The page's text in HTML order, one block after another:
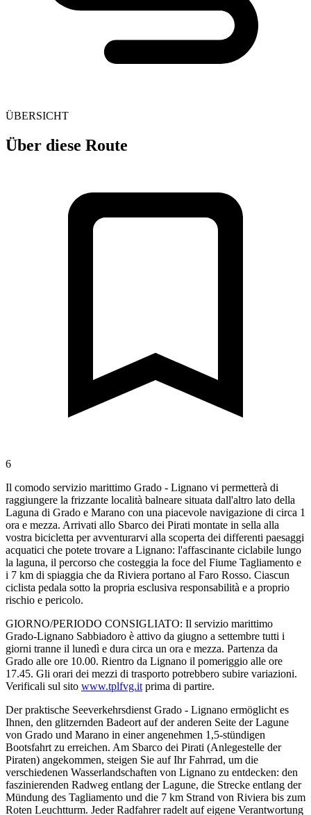
ÜBERSICHT
Über diese Route
6
Il comodo servizio marittimo Grado - Lignano vi permetterà di
raggiungere la frizzante località balneare situata dall'altro lato della
Laguna di Grado e Marano con una piacevole navigazione di circa 1
ora e mezza. Arrivati allo Sbarco dei Pirati montate in sella alla
vostra bicicletta per avventurarvi alla scoperta dei differenti paesaggi
acquatici che potete trovare a Lignano: l'affascinante ciclabile lungo
la laguna, il percorso che costeggia la foce del Fiume Tagliamento e
i 7 km di spiaggia che da Riviera portano al Faro Rosso. Ciascun
ciclista pedala sotto la propria esclusiva responsabilità e a proprio
rischio e pericolo.
GIORNO/PERIODO CONSIGLIATO: Il servizio marittimo
Grado-Lignano Sabbiadoro è attivo da giugno a settembre tutti i
giorni tranne il lunedì e dura circa un ora e mezza. Partenza da
Grado alle ore 10.00. Rientro da Lignano il pomeriggio alle ore
17.45. Gli orari dei mezzi di trasporto potrebbero subire variazioni.
Verificali sul sito www.tplfvg.it prima di partire.
Der praktische Seeverkehrsdienst Grado - Lignano ermöglicht es
Ihnen, den glitzernden Badeort auf der anderen Seite der Lagune
von Grado und Marano in einer angenehmen 1,5-stündigen
Bootsfahrt zu erreichen. Am Sbarco dei Pirati (Anlegestelle der
Piraten) angekommen, steigen Sie auf Ihr Fahrrad, um die
verschiedenen Wasserlandschaften von Lignano zu entdecken: den
faszinierenden Radweg entlang der Lagune, die Strecke entlang der
Mündung des Tagliamento und die 7 km Strand von Riviera bis zum
Roten Leuchtturm. Jeder Radfahrer radelt auf eigene Verantwortung